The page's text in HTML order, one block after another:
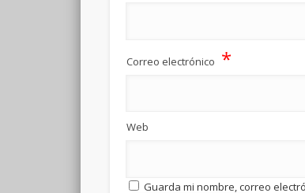
Correo electrónico *
Web
Guarda mi nombre, correo